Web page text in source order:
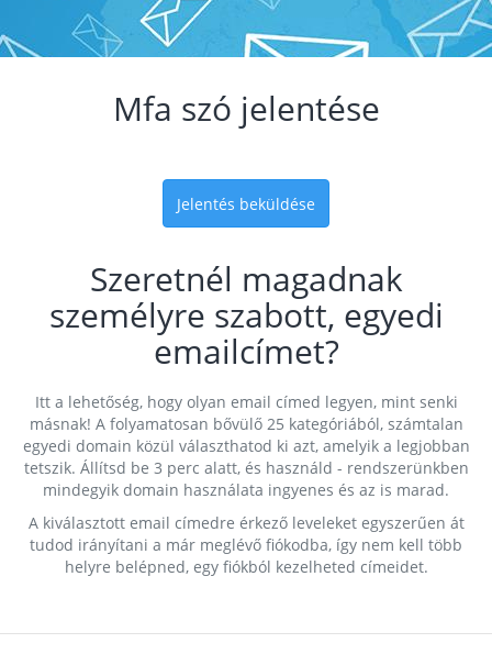
Mfa szó jelentése
Jelentés beküldése
Szeretnél magadnak
személyre szabott, egyedi
emailcímet?
Itt a lehetőség, hogy olyan email címed legyen, mint senki
másnak! A folyamatosan bővülő 25 kategóriából, számtalan
egyedi domain közül választhatod ki azt, amelyik a legjobban
tetszik. Állítsd be 3 perc alatt, és használd - rendszerünkben
mindegyik domain használata ingyenes és az is marad.
A kiválasztott email címedre érkező leveleket egyszerűen át
tudod irányítani a már meglévő fiókodba, így nem kell több
helyre belépned, egy fiókból kezelheted címeidet.